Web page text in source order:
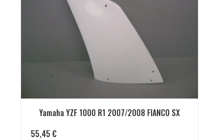
Yamaha YZF 1000 R1 2007/2008 FIANCO SX
55,45 €